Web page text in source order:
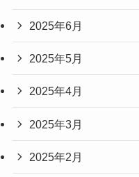
2025年6月
2025年5月
2025年4月
2025年3月
2025年2月